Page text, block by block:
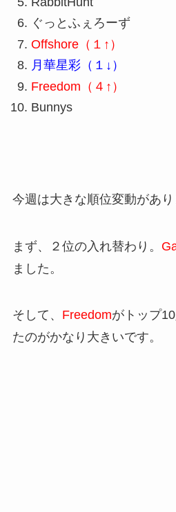
ぐっとふぇろーず
Offshore（１↑）
月華星彩（１↓）
Freedom（４↑）
Bunnys
今週は大きな順位変動があり
まず、２位の入れ替わり。
ました。
そして、 Freedomがトップ
たのがかなり大きいです。